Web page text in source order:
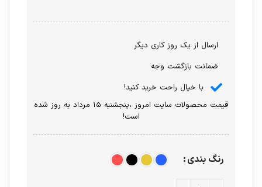
ارسال از یک روز کاری دیگر
ضمانت بازگشت وجه
با خیال راحت خرید کنید!
قیمت محصولات سایت امروز ،پنجشنبه ۱۵ مرداد به روز شده
است!
رنگ بندی